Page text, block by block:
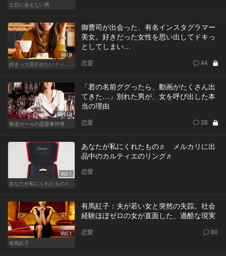
土日に会えない男
Vol.9
御曹司が出会った、有名インスタグラマー
美女。好きだった女性を思い出してドキっ
としてしまい…
恋愛 44
Vol.10
報道ガールの恋愛事件簿
「君の名前ググったら、動画がたくさん出
てきた…」別れた男が、女を呼び出した本
当の理由
恋愛 38
Vol.1
あなたが私にくれたもの♬
あなたが私にくれたもの♬ メルカリに出
品中のカルティエのリング♬
恋愛
Vol.1
有馬紅子
有馬紅子：夫が若い女と突然の失踪。社会
経験ほぼゼロの女が直面した、過酷な現実
恋愛 80